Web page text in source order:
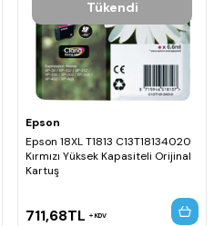
Tükendi
Epson
Epson 18XL T1813 C13T18134020
Kırmızı Yüksek Kapasiteli Orijinal
Kartuş
711,68TL KDV